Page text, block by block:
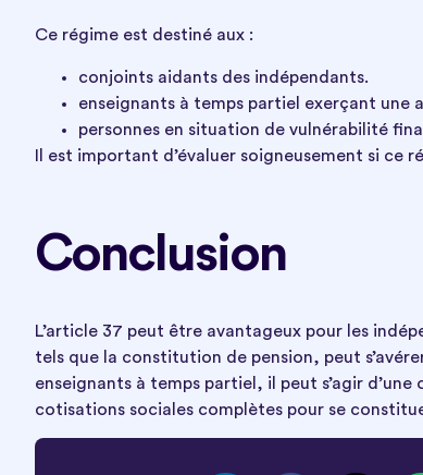
Ce régime est destiné aux :
conjoints aidants des indépendants.
enseignants à temps partiel exerçant une
personnes en situation de vulnérabilité
Il est important d’évaluer soigneusement si
Conclusion
L’article 37 peut être avantageux pour les
tels que la constitution de pension, peut
enseignants à temps partiel, il peut s’agir
cotisations sociales complètes pour se